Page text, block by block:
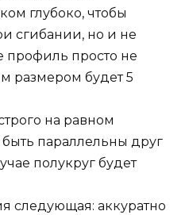
глубоко, чтобы
сгибании, но и не
просто не
размером будет 5
на равном
параллельны друг
полукруг будет
следующая: аккуратно